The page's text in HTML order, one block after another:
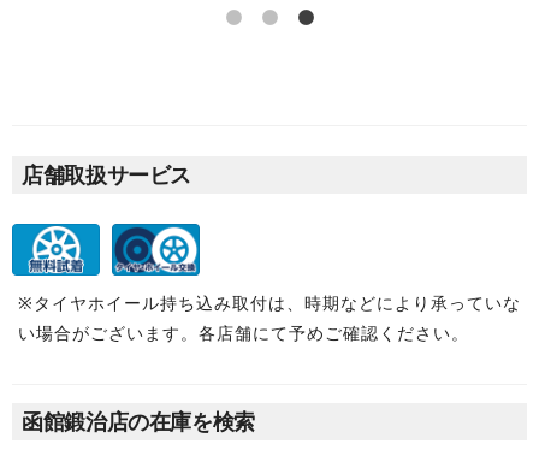
店舗取扱サービス
※タイヤホイール持ち込み取付は、時期などにより承っていな
い場合がございます。各店舗にて予めご確認ください。
函館鍛治店の在庫を検索